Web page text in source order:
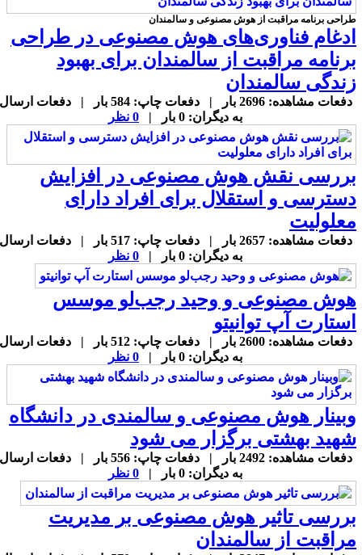
برنامه مراقبت از هوش مصنوعی و سالمندان
فناوری‌های هوش مصنوعی در طراحی
مراقبت از سالمندان برای بهبود
سالمندان
دفعات مشاهده: 2696 بار | دفعات چاپ: 584 بار | دفعات ارسال
به دیگران: 0 بار |
نقش هوش مصنوعی در افزایش
و استقلال برای افراد دارای
دفعات مشاهده: 2657 بار | دفعات چاپ: 517 بار | دفعات ارسال
به دیگران: 0 بار |
مصنوعی و وحید رجب‌لو موسس
آپ توانیتو
دفعات مشاهده: 2600 بار | دفعات چاپ: 512 بار | دفعات ارسال
به دیگران: 0 بار |
هوش مصنوعی و سالمندی در دانشگاه
بهشتی برگزار می شود
دفعات مشاهده: 2492 بار | دفعات چاپ: 556 بار | دفعات ارسال
به دیگران: 0 بار |
تاثیر هوش مصنوعی بر مدیریت
از سالمندان